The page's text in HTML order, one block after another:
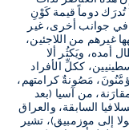
دوماً قيمة كَوْنِ
في جوانب أخرى، غير
غيرهم من اللاجئين،
أمده، ويَكثُر ألا
ككلِّ الأفراد
مَصُونةٌ كرامتهم،
من آسيا (بعد
السابقة، والعراق
إلى موزمبيق)، تشير